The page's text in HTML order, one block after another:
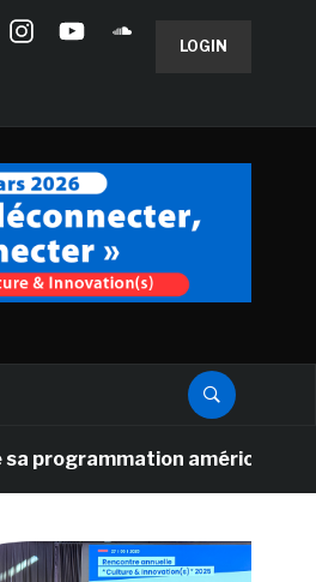
LOGIN
américaine,